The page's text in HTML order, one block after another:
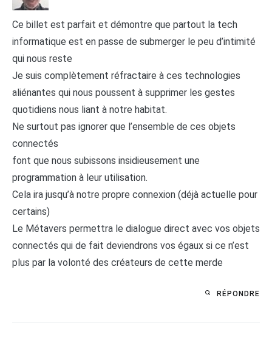
Ce billet est parfait et démontre que partout la tech
informatique est en passe de submerger le peu d’intimité
qui nous reste
Je suis complètement réfractaire à ces technologies
aliénantes qui nous poussent à supprimer les gestes
quotidiens nous liant à notre habitat.
Ne surtout pas ignorer que l’ensemble de ces objets
connectés
font que nous subissons insidieusement une
programmation à leur utilisation.
Cela ira jusqu’à notre propre connexion (déjà actuelle pour
certains)
Le Métavers permettra le dialogue direct avec vos objets
connectés qui de fait deviendrons vos égaux si ce n’est
plus par la volonté des créateurs de cette merde
RÉPONDRE